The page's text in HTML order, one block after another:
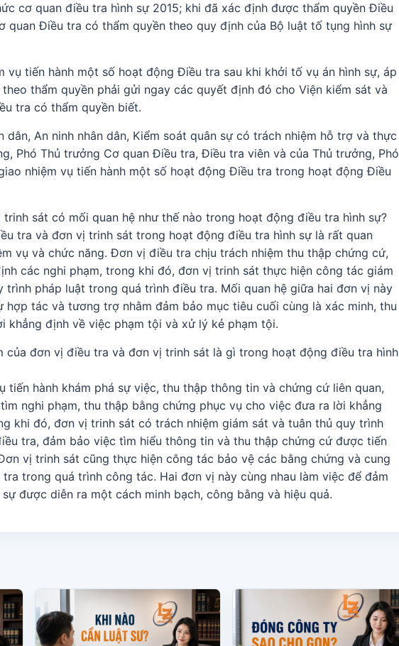
cơ quan điều tra hình sự 2015; khi đã xác định được thẩm quyền Điều
quan Điều tra có thẩm quyền theo quy định của Bộ luật tố tụng hình sự
vụ tiến hành một số hoạt động Điều tra sau khi khởi tố vụ án hình sự, áp
thẩm quyền phải gửi ngay các quyết định đó cho Viện kiểm sát và
tra có thẩm quyền biết.
dân, An ninh nhân dân, Kiểm soát quân sự có trách nhiệm hỗ trợ và thực
Phó Thủ trưởng Cơ quan Điều tra, Điều tra viên và của Thủ trưởng, Phó
nhiệm vụ tiến hành một số hoạt động Điều tra trong hoạt động Điều
sát có mối quan hệ như thế nào trong hoạt động điều tra hình sự?
tra và đơn vị trinh sát trong hoạt động điều tra hình sự là rất quan
vụ và chức năng. Đơn vị điều tra chịu trách nhiệm thu thập chứng cứ,
các nghi phạm, trong khi đó, đơn vị trinh sát thực hiện công tác giám
trình pháp luật trong quá trình điều tra. Mối quan hệ giữa hai đơn vị này
tác và tương trợ nhằm đảm bảo mục tiêu cuối cùng là xác minh, thu
khẳng định về việc phạm tội và xử lý kẻ phạm tội.
của đơn vị điều tra và đơn vị trinh sát là gì trong hoạt động điều tra hình
tiến hành khám phá sự việc, thu thập thông tin và chứng cứ liên quan,
nghi phạm, thu thập bằng chứng phục vụ cho việc đưa ra lời khẳng
khi đó, đơn vị trinh sát có trách nhiệm giám sát và tuân thủ quy trình
tra, đảm bảo việc tìm hiểu thông tin và thu thập chứng cứ được tiến
vị trinh sát cũng thực hiện công tác bảo vệ các bằng chứng và cung
trong quá trình công tác. Hai đơn vị này cùng nhau làm việc để đảm
được diễn ra một cách minh bạch, công bằng và hiệu quả.